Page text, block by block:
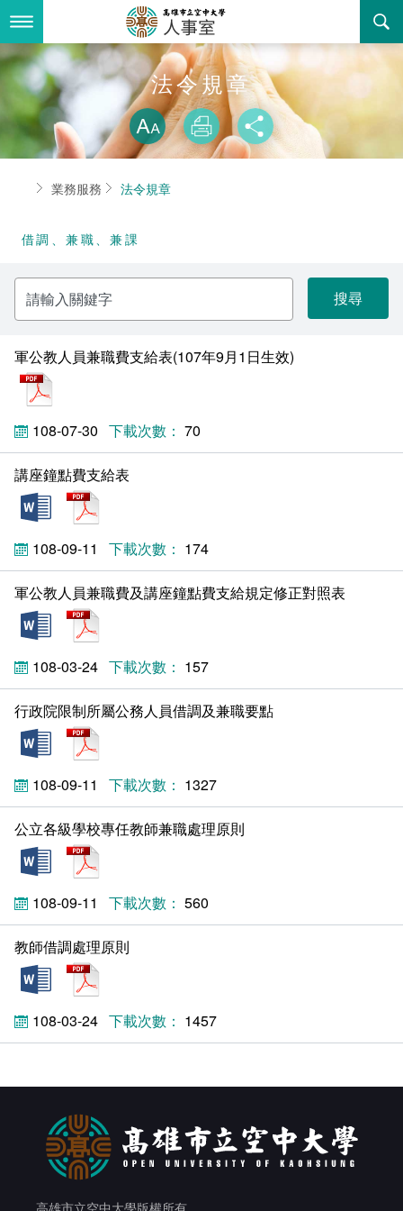
到
要
內
容
最新消息
關於我們
組織職掌
聯絡資訊
活動花絮
業務服務
法令規章
性騷擾防治專區
常見問答
書表下載
回空大首頁
法令規章
略過字型切
放大
列印 分享
首頁業務服務 法令規章
借調、兼職、兼課
請
輸
入
關
字
軍公教人員兼職費支給表(107年9月1日生效)
108-07-30 70
講座鐘點費支給表
docx
108-09-11 174
軍公教人員兼職費及講座鐘點費支給規定修正對照表
docx
108-03-24 157
行政院限制所屬公務人員借調及兼職要點
docx
108-09-11 1327
公立各級學校專任教師兼職處理原則
docx
108-09-11 560
教師借調處理原則
doc
108-03-24 1457
高雄市立空中大學版權所有